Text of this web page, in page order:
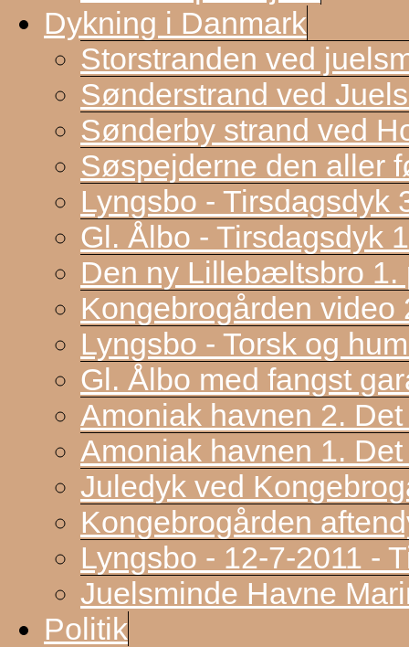
Dykning i Danmark
Storstranden ved
Sønderstrand ved
Sønderby strand ved
Søspejderne den aller
Lyngsbo - Tirsdagsdyk
Gl. Ålbo - Tirsdagsdyk
Den ny Lillebæltsbro 1.
Kongebrogården video
Lyngsbo - Torsk og
Gl. Ålbo med fangst
Amoniak havnen 2.
Amoniak havnen 1.
Juledyk ved
Kongebrogården
Lyngsbo - 12-7-2011 -
Juelsminde Havne
Politik